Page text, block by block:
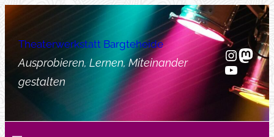
Zum
springen
Theaterwerkstatt Bargteheide
Ausprobieren, Lernen, Miteinander
gestalten